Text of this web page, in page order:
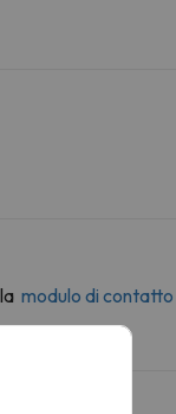
modulo di contatto